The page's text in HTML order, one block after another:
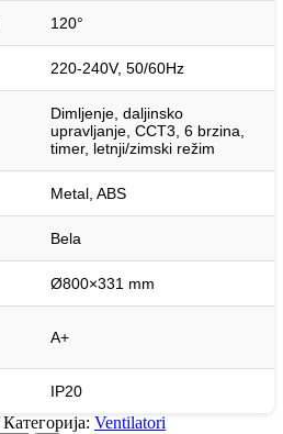
120°
220-240V, 50/60Hz
Dimljenje, daljinsko
upravljanje, CCT3, 6 brzina,
timer, letnji/zimski režim
Metal, ABS
Bela
Ø800×331 mm
A+
IP20
Категорија: Ventilatori